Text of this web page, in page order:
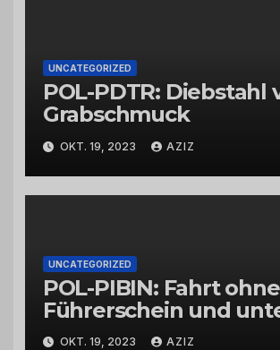
UNCATEGORIZED
POL-PDTR: Diebstahl
Grabschmuck
OKT. 19, 2023 AZIZ
UNCATEGORIZED
POL-PIBIN: Fahrt ohne
Führerschein und
Einfluss von Drogen
OKT. 19, 2023 AZIZ